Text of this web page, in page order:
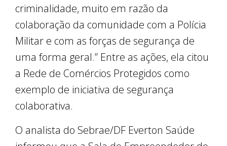
criminalidade, muito em razão da
colaboração da comunidade com a Polícia
Militar e com as forças de segurança de
uma forma geral.” Entre as ações, ela citou
a Rede de Comércios Protegidos como
exemplo de iniciativa de segurança
colaborativa.
O analista do Sebrae/DF Everton Saúde